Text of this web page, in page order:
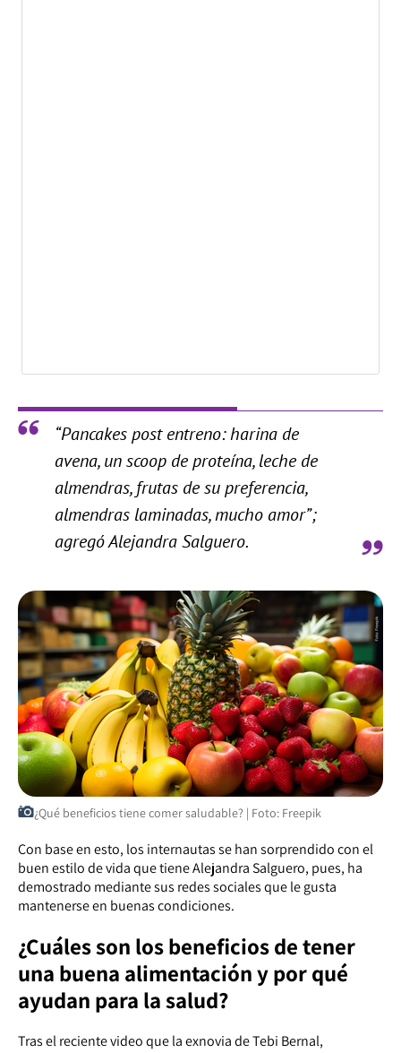
“Pancakes post entreno: harina de
avena, un scoop de proteína, leche de
almendras, frutas de su preferencia,
almendras laminadas, mucho amor”;
agregó Alejandra Salguero.
¿Qué beneficios tiene comer saludable? | Foto: Freepik
Con base en esto, los internautas se han sorprendido con el
buen estilo de vida que tiene Alejandra Salguero, pues, ha
demostrado mediante sus redes sociales que le gusta
mantenerse en buenas condiciones.
¿Cuáles son los beneficios de tener
una buena alimentación y por qué
ayudan para la salud?
Tras el reciente video que la exnovia de Tebi Bernal,